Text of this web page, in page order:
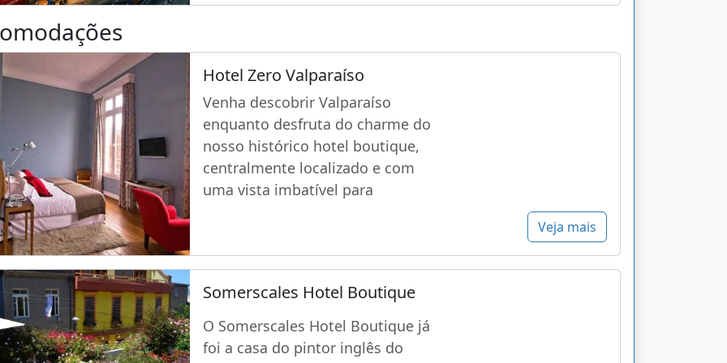
Hotel Zero Valparaíso
Venha descobrir Valparaíso
enquanto desfruta do charme do
nosso histórico hotel boutique,
centralmente localizado e com
uma vista imbatível para
Veja mais
Somerscales Hotel Boutique
O Somerscales Hotel Boutique já
foi a casa do pintor inglês do